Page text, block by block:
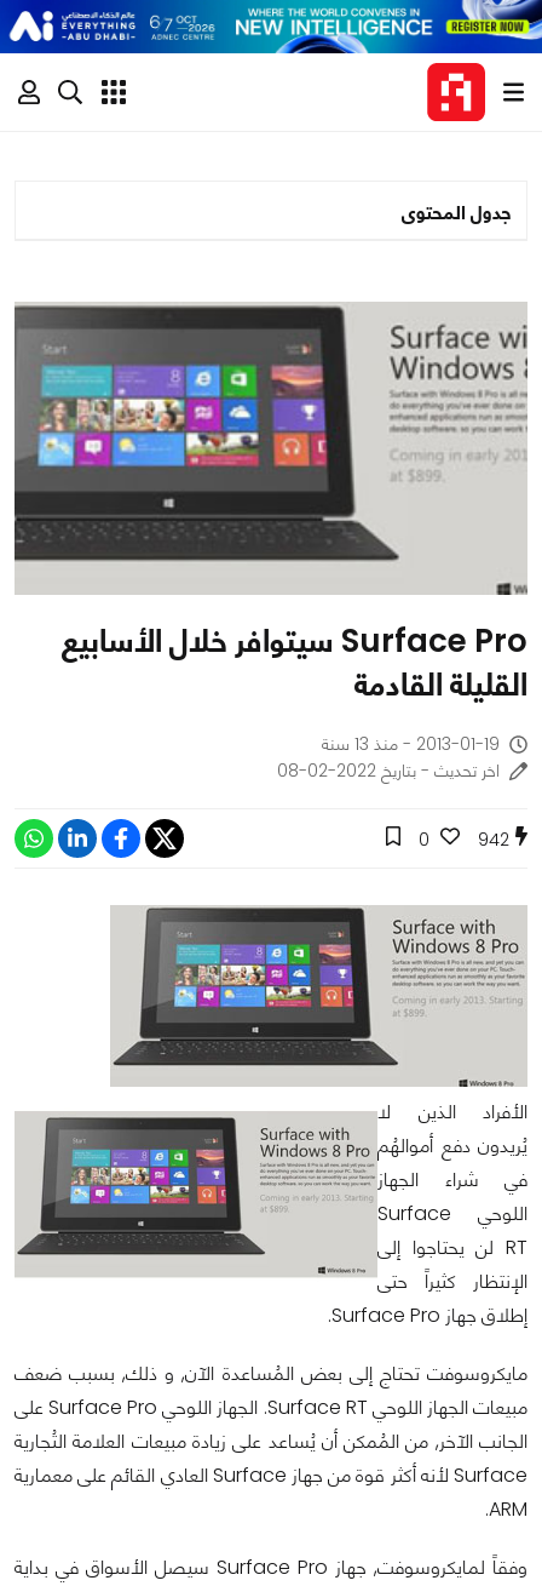
جدول المحتوى
Surface Pro سيتوافر خلال الأسابيع
القليلة القادمة
2013-01-19 - منذ 13 سنة
اخر تحديث - بتاريخ 2022-02-08
942
0
الأفراد الذين لا
يُريدون دفع أموالهُم
في شراء الجهاز
اللوحي Surface
RT لن يحتاجوا إلى
الإنتظار كثيراً حتى
إطلاق جهاز Surface Pro.
مايكروسوفت تحتاج إلى بعض المُساعدة الآن, و ذلك, بسبب ضعف
مبيعات الجهاز اللوحي Surface RT. الجهاز اللوحي Surface Pro على
الجانب الآخر, من المُمكن أن يُساعد على زيادة مبيعات العلامة التُجارية
Surface لأنه أكثر قوة من جهاز Surface العادي القائم على معمارية
ARM.
وفقاً لمايكروسوفت, جهاز Surface Pro سيصل الأسواق في بداية